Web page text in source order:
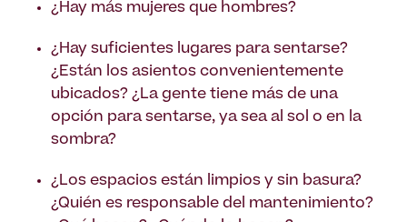
¿Hay más mujeres que hombres?
¿Hay suficientes lugares para sentarse?
¿Están los asientos convenientemente
ubicados? ¿La gente tiene más de una
opción para sentarse, ya sea al sol o en la
sombra?
¿Los espacios están limpios y sin basura?
¿Quién es responsable del mantenimiento?